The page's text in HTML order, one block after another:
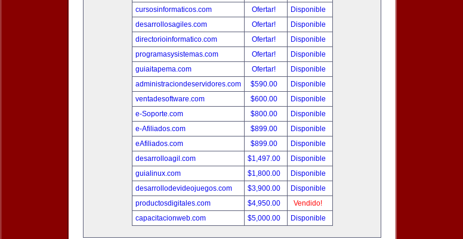
cursosinformaticos.com
Ofertar!
Disponible
desarrollosagiles.com
Ofertar!
Disponible
directorioinformatico.com
Ofertar!
Disponible
programasysistemas.com
Ofertar!
Disponible
guiaitapema.com
Ofertar!
Disponible
administraciondeservidores.com
$590.00
Disponible
ventadesoftware.com
$600.00
Disponible
e-Soporte.com
$800.00
Disponible
e-Afiliados.com
$899.00
Disponible
eAfiliados.com
$899.00
Disponible
desarrolloagil.com
$1,497.00
Disponible
guialinux.com
$1,800.00
Disponible
desarrollodevideojuegos.com
$3,900.00
Disponible
productosdigitales.com
$4,950.00
Vendido!
capacitacionweb.com
$5,000.00 Disponible